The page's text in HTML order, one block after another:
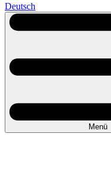
Deutsch
Menü